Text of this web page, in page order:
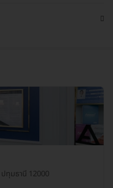
ปทุมธานี 12000